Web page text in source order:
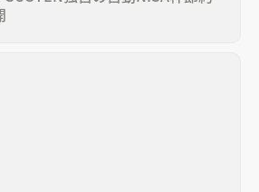
月の月間リターンをご紹介